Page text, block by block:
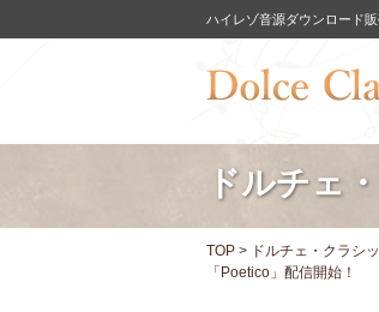
ハイレゾ音源ダウンロード
ドルチェ
TOP > ドルチェ・クラシ
「Poetico」配信開始！